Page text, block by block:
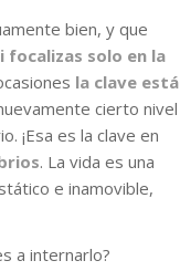
bien, y que
focalizas solo en la
la clave está
cierto nivel
¡Esa es la clave en
. La vida es una
e inamovible,
a internarlo?